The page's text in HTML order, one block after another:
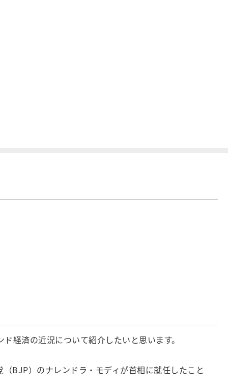
済の近況について紹介したいと思います。
BJP）のナレンドラ・モディが首相に就任したこと